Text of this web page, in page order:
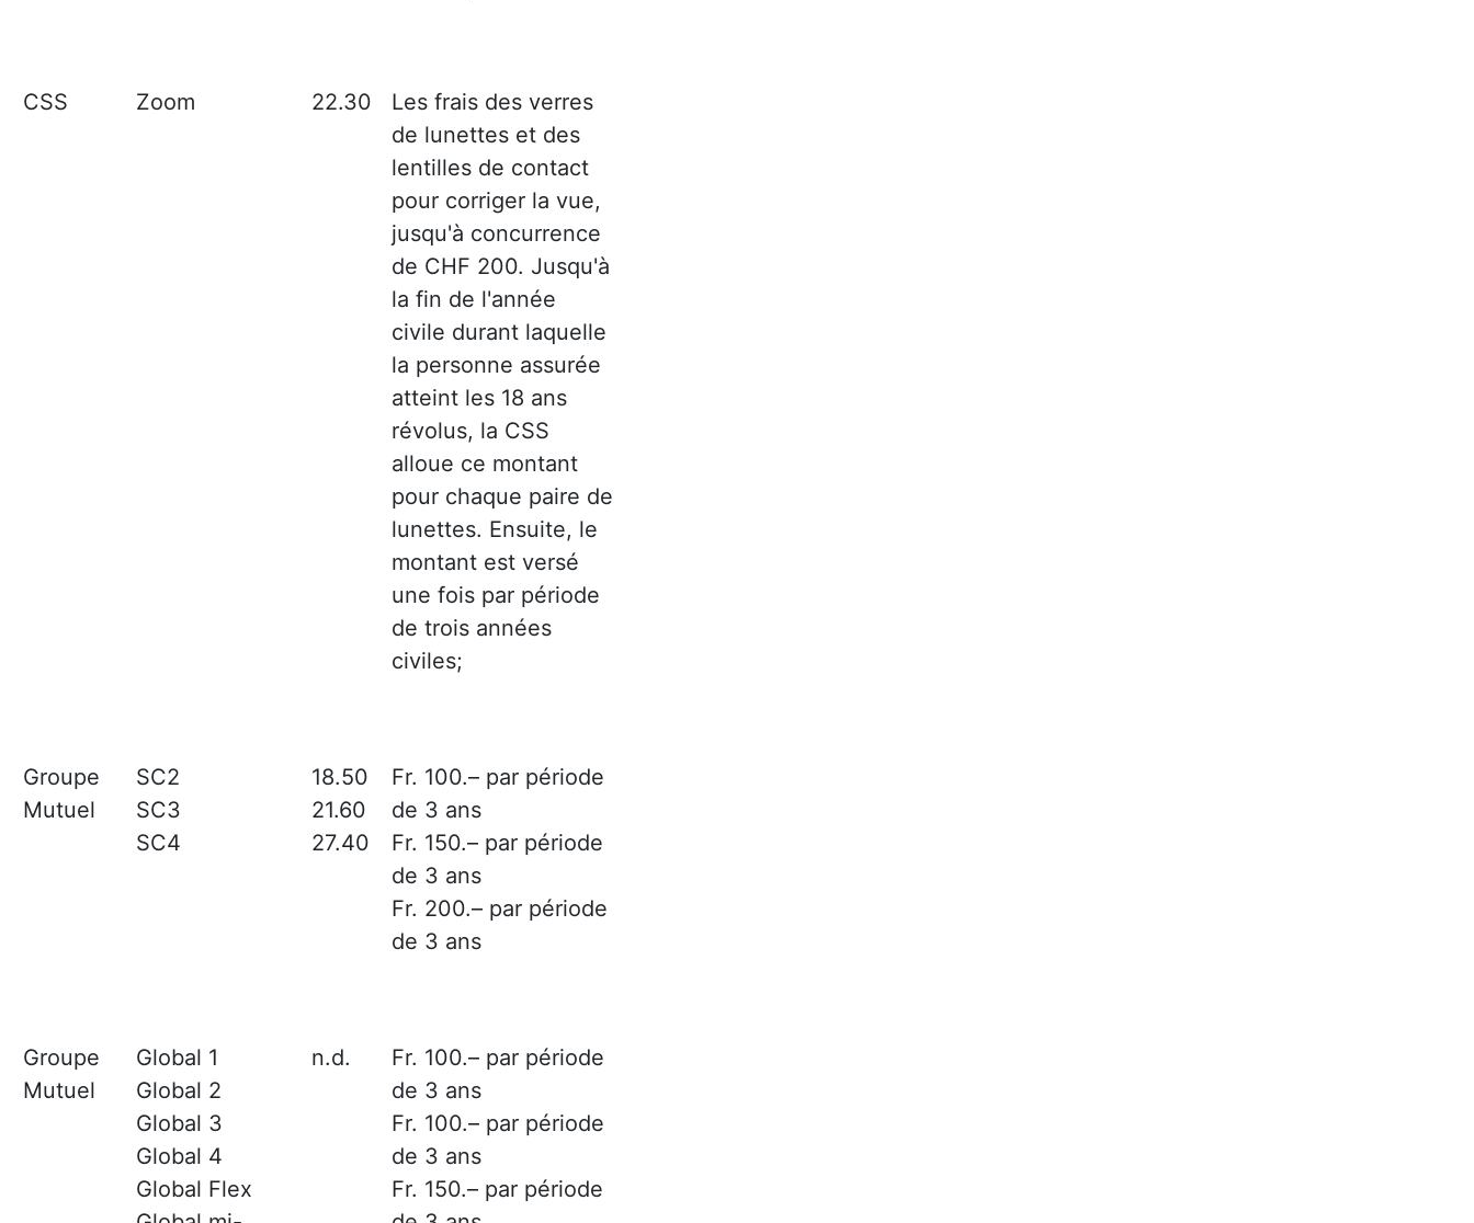
CSS Zoom 22.30
Les frais des verres
de lunettes et des
lentilles de contact
pour corriger la vue,
jusqu'à concurrence
de CHF 200. Jusqu'à
la fin de l'année
civile durant laquelle
la personne assurée
atteint les 18 ans
révolus, la CSS
alloue ce montant
pour chaque paire de
lunettes. Ensuite, le
montant est versé
une fois par période
de trois années
civiles;
Groupe
Mutuel
SC2
SC3
SC4
18.50
21.60
27.40
Fr. 100.– par période
de 3 ans
Fr. 150.– par période
de 3 ans
Fr. 200.– par période
de 3 ans
Groupe
Mutuel
Global 1
Global 2
Global 3
Global 4
Global Flex
n.d.
Fr. 100.– par période
de 3 ans
Fr. 100.– par période
de 3 ans
Fr. 150.– par période